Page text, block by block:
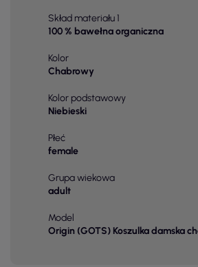
Skład materiału 1
100 % bawełna organiczna
Kolor
Chabrowy
Kolor podstawowy
Niebieski
Płeć
female
Grupa wiekowa
adult
Model
Origin (GOTS) Koszulka damska